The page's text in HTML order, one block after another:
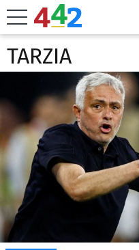
TARZIA